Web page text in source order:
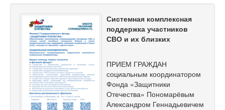
Системная комплексная
поддержка участников
СВО и их близких
ПРИЕМ ГРАЖДАН
социальным координатором
Фонда «Защитники
Отечества» Пономарёвым
Александром Геннадьевичем